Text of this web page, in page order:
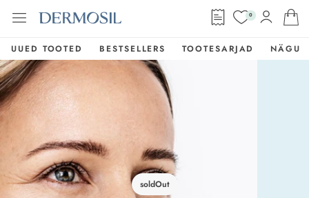
0
UUED TOOTED BESTSELLERS TOOTESARJAD NÄGU
soldOut